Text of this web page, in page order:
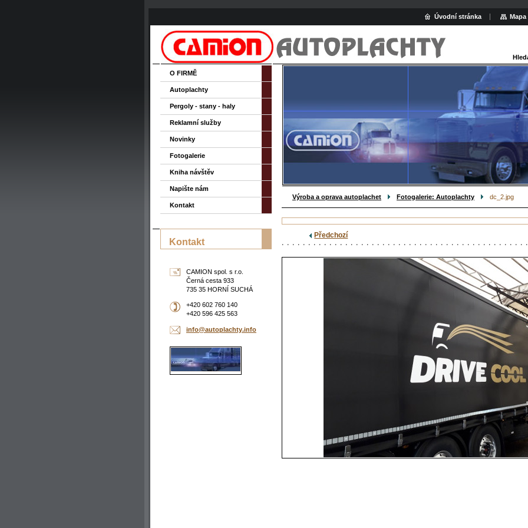
Výroba a oprava autoplachet Fotogalerie: Autoplachty dc_2.jpg
Předchozí
O FIRMĚ
Autoplachty
Pergoly - stany - haly
Reklamní služby
Novinky
Fotogalerie
Kniha návštěv
Napište nám
Kontakt
Kontakt
CAMION spol. s r.o.
Černá cesta 933
735 35 HORNÍ SUCHÁ
+420 602 760 140
+420 596 425 563
info@autoplachty.info
Úvodní stránka